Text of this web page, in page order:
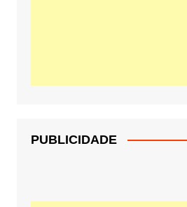
PUBLICIDADE